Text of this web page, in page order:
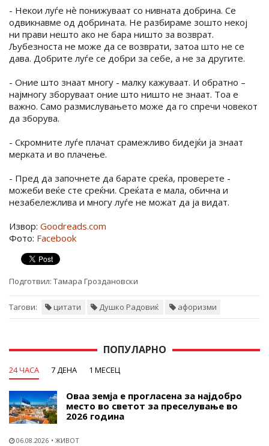
- Некои луѓе нѐ понижуваат со нивната добрина. Се
одвикнавме од добрината. Не разбираме зошто некој
ни прави нешто ако не бара ништо за возврат.
Љубезноста не може да се возврати, затоа што не се
дава. Добрите луѓе се добри за себе, а не за другите.
- Оние што знаат многу - малку кажуваат. И обратно –
најмногу зборуваат оние што ништо не знаат. Тоа е
важно. Само размислувањето може да го спречи човекот
да зборува.
- Скромните луѓе плачат срамежливо бидејќи ја знаат
мерката и во плачење.
- Пред да започнете да барате среќа, проверете -
можеби веќе сте среќни. Среќата е мала, обична и
незабележлива и многу луѓе не можат да ја видат.
Извор: Goodreads.com
Фото: Facebook
Подготвил: Тамара Гроздановски
Тагови: цитати Душко Радовиќ афоризми
ПОПУЛАРНО
24 ЧАСА 7 ДЕНА 1 МЕСЕЦ
Оваа земја е прогласена за најдобро
место во светот за преселување во
2026 година
06.08.2026 ЖИВОТ